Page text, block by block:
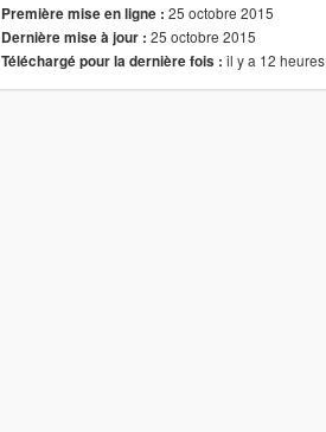
Première mise en ligne : 25 octobre 2015
Dernière mise à jour : 25 octobre 2015
Téléchargé pour la dernière fois : il y a 12 heures